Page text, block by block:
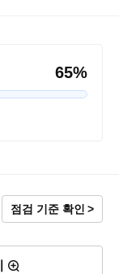
65%
점검 기준 확인